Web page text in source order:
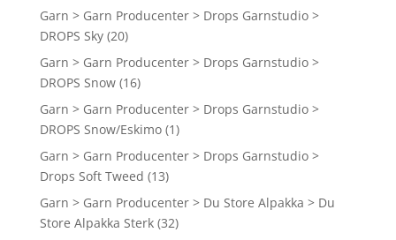
Garn > Garn Producenter > Drops Garnstudio >
DROPS Sky (20)
Garn > Garn Producenter > Drops Garnstudio >
DROPS Snow (16)
Garn > Garn Producenter > Drops Garnstudio >
DROPS Snow/Eskimo (1)
Garn > Garn Producenter > Drops Garnstudio >
Drops Soft Tweed (13)
Garn > Garn Producenter > Du Store Alpakka > Du
Store Alpakka Sterk (32)